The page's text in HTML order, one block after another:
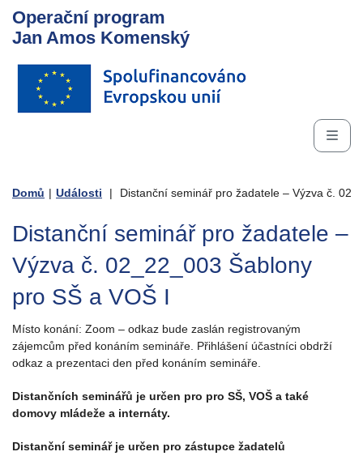
Operační program
Jan Amos Komenský
Domů | Události | Distanční seminář pro žadatele – Výzva č.
Distanční seminář pro žadatele –
Výzva č. 02_22_003 Šablony
pro SŠ a VOŠ I
Místo konání: Zoom – odkaz bude zaslán registrovaným
zájemcům před konáním semináře. Přihlášení účastníci obdrží
odkaz a prezentaci den před konáním semináře.
Distančních seminářů je určen pro pro SŠ, VOŠ a také
domovy mládeže a internáty.
Distanční seminář je určen pro zástupce žadatelů